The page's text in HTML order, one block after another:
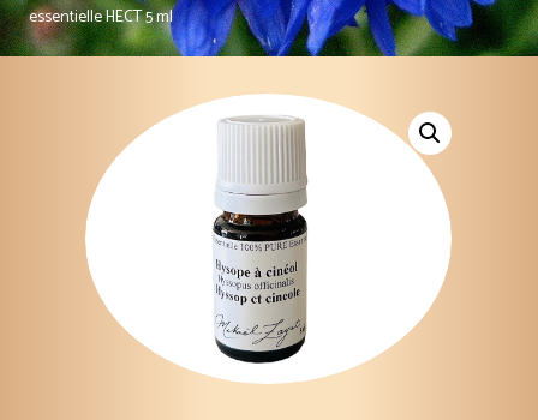
essentielle HECT 5 ml